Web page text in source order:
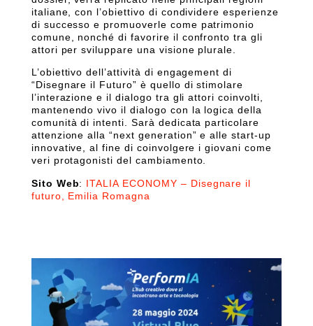
italiane, con l’obiettivo di condividere esperienze
di successo e promuoverle come patrimonio
comune, nonché di favorire il confronto tra gli
attori per sviluppare una visione plurale.
L’obiettivo dell’attività di engagement di
“Disegnare il Futuro” è quello di stimolare
l’interazione e il dialogo tra gli attori coinvolti,
mantenendo vivo il dialogo con la logica della
comunità di intenti. Sarà dedicata particolare
attenzione alla “next generation” e alle start-up
innovative, al fine di coinvolgere i giovani come
veri protagonisti del cambiamento.
Sito Web: ITALIA ECONOMY – Disegnare il
futuro, Emilia Romagna